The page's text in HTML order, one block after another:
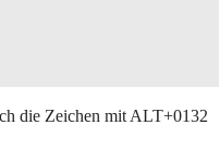
die Zeichen mit ALT+0132